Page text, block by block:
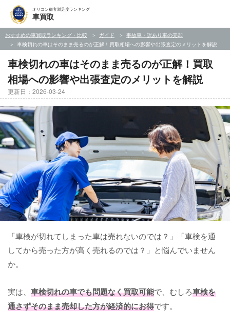
オリコン顧客満足度ランキング
車買取
おすすめの車買取ランキング・比較 ガイド
事故車・訳あり車の売却
車検切れの車はそのまま売るのが正解！買取相場への影響や出張査定のメリットを解説
車検切れの車はそのまま売るのが正解！買取
相場への影響や出張査定のメリットを解説
更新日：2026-03-24
「車検が切れてしまった車は売れないのでは？」「車検を通
してから売った方が高く売れるのでは？」と悩んでいません
か。
実は、 車検切れの車でも問題なく買取可能で、むしろ車検を
通さずそのまま売却した方が経済的にお得です。